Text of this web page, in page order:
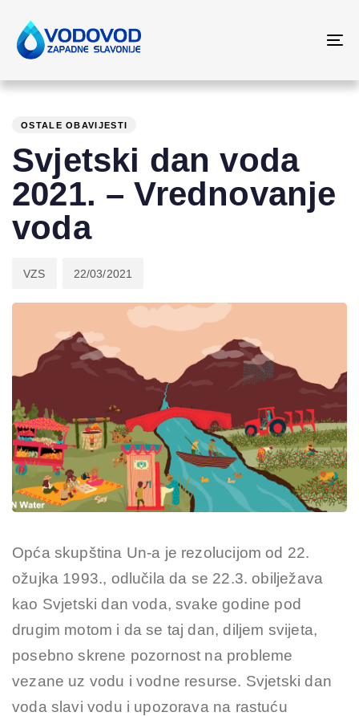
linksto
primary
to
OSTALE OBAVIJESTI
Svjetski dan voda
2021. – Vrednovanje
voda
VZS 22/03/2021
Opća skupština Un-a je rezolucijom od 22.
ožujka 1993., odlučila da se 22.3. obilježava
kao Svjetski dan voda, svake godine pod
drugim motom i da se taj dan, diljem svijeta,
posebno skrene pozornost na probleme
vezane uz vodu i vodne resurse. Svjetski dan
voda slavi vodu i upozorava na rastuću